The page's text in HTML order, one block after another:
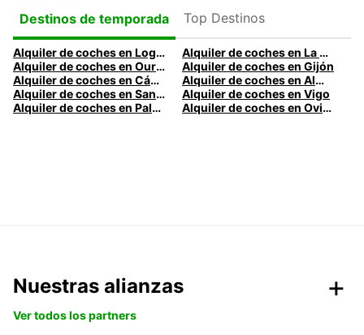
Destinos de temporada
Top Destinos
Alquiler de coches en Logroño
Alquiler de coches en La Coruña
Alquiler de coches en Ourense
Alquiler de coches en Gijón
Alquiler de coches en Cádiz
Alquiler de coches en Almería
Alquiler de coches en Santander
Alquiler de coches en Vigo
Alquiler de coches en Palma
Alquiler de coches en Oviedo
Nuestras alianzas
Ver todos los partners